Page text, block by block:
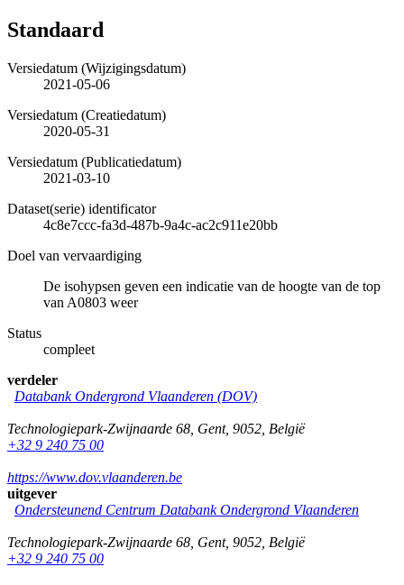
Standaard
Versiedatum (Wijzigingsdatum)
2021-05-06
Versiedatum (Creatiedatum)
2020-05-31
Versiedatum (Publicatiedatum)
2021-03-10
Dataset(serie) identificator
4c8e7ccc-fa3d-487b-9a4c-ac2c911e20bb
Doel van vervaardiging
De isohypsen geven een indicatie van de hoogte van de top
van A0803 weer
Status
compleet
verdeler
Databank Ondergrond Vlaanderen (DOV)
Technologiepark-Zwijnaarde 68 Gent, 9052 België
+32 9 240 75 00
https://www.dov.vlaanderen.be
uitgever
Ondersteunend Centrum Databank Ondergrond Vlaanderen
Technologiepark-Zwijnaarde 68 Gent, 9052 België
+32 9 240 75 00